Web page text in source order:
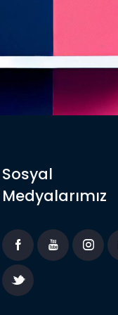
Sosyal
Medyalarımız